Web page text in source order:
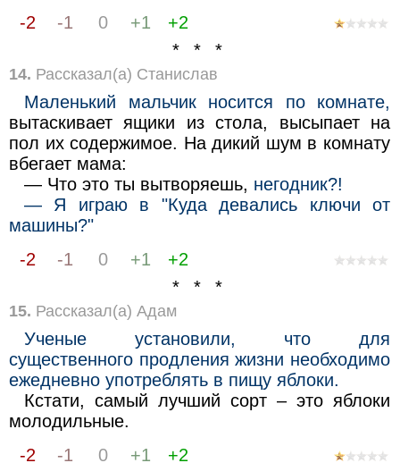
-2
-1 0 +1
+2
* * *
14. Рассказал(а) Станислав
Маленький мальчик носится по комнате,
вытаскивает ящики из стола, высыпает на
пол их содержимое. На дикий шум в комнату
вбегает мама:
— Что это ты вытворяешь, негодник?!
— Я играю в "Куда девались ключи от
машины?"
-2
-1 0 +1
+2
* * *
15. Рассказал(а) Адам
Ученые установили, что для
существенного продления жизни необходимо
ежедневно употреблять в пищу яблоки.
Кстати, самый лучший сорт – это яблоки
молодильные.
-2
-1 0 +1 +2